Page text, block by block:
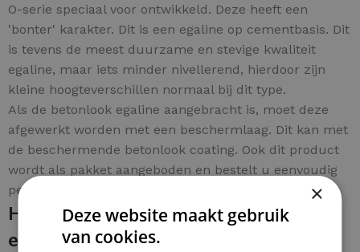
O-serie speciaal voor ontwikkeld. Deze heeft een
'bonter' karakter. Dit is een egaline op cementbasis. Dit
is tevens de meest duurzame en stevige kwaliteit
egaline, maar iets minder nivellerend, hierdoor zijn
kleine hoogteverschillen normaal bij dit type.
Als de betonlook egaline aangebracht is, moet deze
afgewerkt worden met een beschermlaag. Dit kan met
de beschermende betonlook coating. Ook dit product
wordt als pakket aangeboden en bestelt u eenvoudig
per m².
Hoe breng je de betonlook egaline
en coating aan:
×
Deze website maakt gebruik
van cookies.